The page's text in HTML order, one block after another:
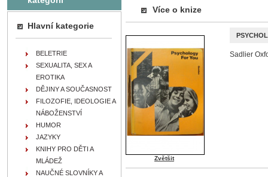
Více o knize
Zvětšit
Sadlier
Hlavní kategorie
BELETRIE
SEXUALITA, SEX A
EROTIKA
DĚJINY A SOUČASNOST
FILOZOFIE, IDEOLOGIE A
NÁBOŽENSTVÍ
HUMOR
JAZYKY
KNIHY PRO DĚTI A
MLÁDEŽ
NAUČNÉ SLOVNÍKY A